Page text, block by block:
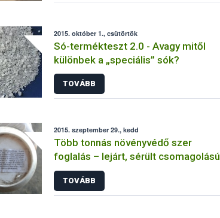
2015. október 1., csütörtök
Só-termékteszt 2.0 - Avagy mitől
különbek a „speciális” sók?
TOVÁBB
2015. szeptember 29., kedd
Több tonnás növényvédő szer
foglalás – lejárt, sérült csomagolású
és engedély nélküli termékek is
akadtak
TOVÁBB